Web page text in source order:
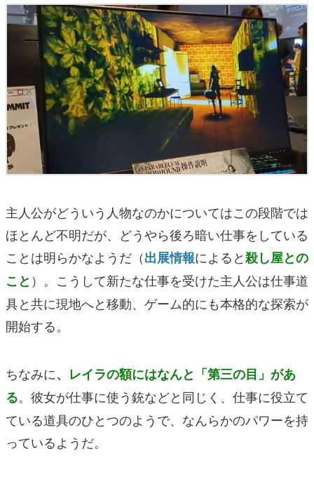
主人公がどういう人物なのかについてはこの段階では
ほとんど不明だが、どうやら後ろ暗い仕事をしている
ことは明らかなようだ（出展情報によると殺し屋との
こと ）。こうして新たな仕事を受けた主人公は仕事道
具と共に現地へと移動、ゲーム的にも本格的な探索が
開始する。
ちなみに、レイラの額にはなんと「第三の目」があ
る。彼女が仕事に使う銃などと同じく、仕事に役立て
ている道具のひとつのようで、なんらかのパワーを持
っているようだ。